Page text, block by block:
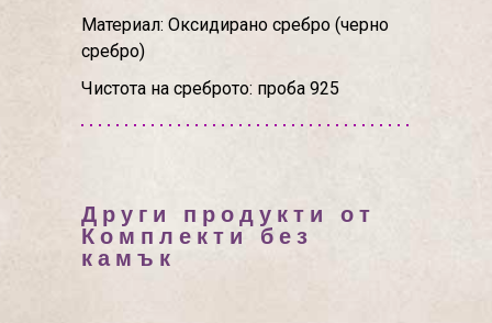
Материал: Оксидирано сребро (черно
сребро)
Чистота на среброто: проба 925
Други продукти от
Комплекти без
камък